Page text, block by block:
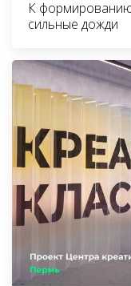
К
сильные дожди